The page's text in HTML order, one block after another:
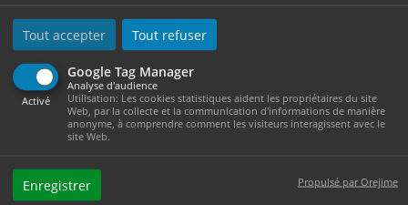
Tout accepter Tout refuser
Google Tag Manager
Activé
Analyse d'audience
Utilisation: Les cookies statistiques aident les propriétaires du site
Web, par la collecte et la communication d'informations de manière
anonyme, à comprendre comment les visiteurs interagissent avec le
site Web.
Enregistrer Propulsé par Orejime
Office de Tourisme de Mazamet
7 place Georges Tournier
Tél : 05.63.61.27.07
www.tourisme-castresmazamet.com